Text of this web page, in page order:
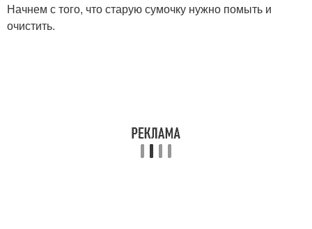
Начнем с того, что старую сумочку нужно помыть и
очистить.